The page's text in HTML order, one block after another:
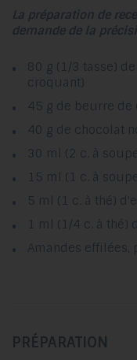
La préparation de
demande de la
80 g (1/3 tasse)
croquant)
45 g de beurre de
40 g de chocolat
30 ml (2 c. à
15 ml (1 c. à
5 ml (1 c. à thé)
1 ml (1/4 c. à thé)
Amandes effilées,
PRÉPARATION